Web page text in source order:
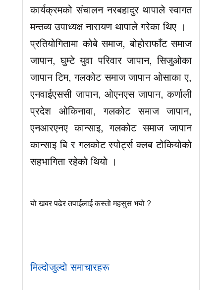
कार्यक्रमको संचालन नरबहादुर थापाले स्वागत
मन्तव्य उपाध्यक्ष नारायण थापाले गरेका थिए ।
प्रतियोगितामा कोबे समाज, बोहोराफाँट समाज
जापान, घुम्टे युवा परिवार जापान, सिजुओका
जापान टिम, गलकोट समाज जापान ओसाका ए,
एनवाईएससी जापान, ओएनएस जापान, कर्णाली
प्रदेश ओकिनावा, गलकोट समाज जापान,
एनआरएनए कान्साइ, गलकोट समाज जापान
कान्साइ बि र गलकोट स्पोर्ट्स क्लब टोकियोको
सहभागिता रहेको थियो ।
यो खबर पढेर तपाईलाई कस्तो महसुस भयो ?
मिल्दोजुल्दो समाचारहरू